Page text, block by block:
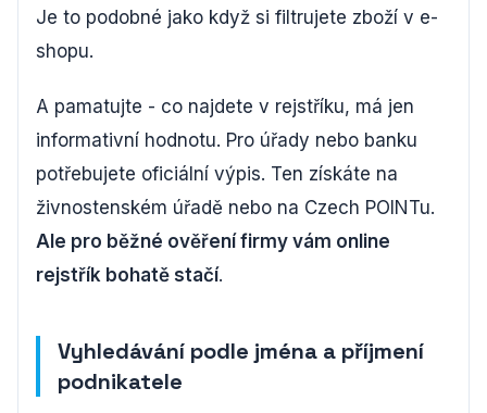
Je to podobné jako když si filtrujete zboží v e-
shopu.
A pamatujte - co najdete v rejstříku, má jen
informativní hodnotu. Pro úřady nebo banku
potřebujete oficiální výpis. Ten získáte na
živnostenském úřadě nebo na Czech POINTu.
Ale pro běžné ověření firmy vám online
rejstřík bohatě stačí.
Vyhledávání podle jména a příjmení
podnikatele